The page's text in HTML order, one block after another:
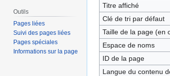
la
navigation
la
recherche
Titre affiché
Clé de tri par défaut
Taille de la page (en
Espace de noms
ID de la page
Langue du contenu
Outils
Pages liées
Suivi des pages liées
Pages spéciales
Informations sur la page